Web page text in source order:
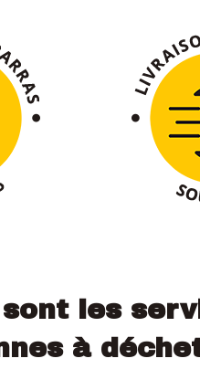
sont les
à